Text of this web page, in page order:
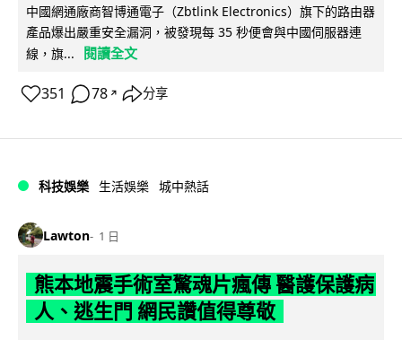
中國網通廠商智博通電子（Zbtlink Electronics）旗下的路由器
產品爆出嚴重安全漏洞，被發現每 35 秒便會與中國伺服器連
線，旗...
閱讀全文
351 78 ↗ 分享
科技娛樂 生活娛樂 城中熱話
Lawton 1 日
熊本地震手術室驚魂片瘋傳 醫護保護病
人、逃生門 網民讚值得尊敬